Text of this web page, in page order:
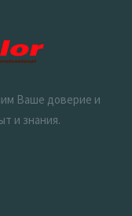
Ваше доверие и
и знания.